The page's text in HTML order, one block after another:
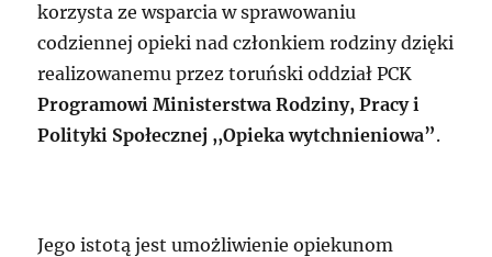
korzysta ze wsparcia w sprawowaniu
codziennej opieki nad członkiem rodziny dzięki
realizowanemu przez toruński oddział PCK
Programowi Ministerstwa Rodziny, Pracy i
Polityki Społecznej ,,Opieka wytchnieniowa”.
Jego istotą jest umożliwienie opiekunom